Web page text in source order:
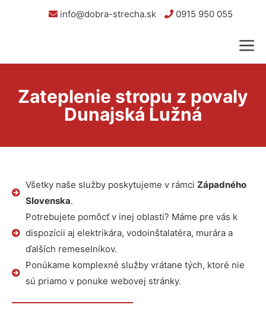
info@dobra-strecha.sk 0915 950 055
Zateplenie stropu z povaly
Dunajská Lužná
Všetky naše služby poskytujeme v rámci Západného
Slovenska.
Potrebujete pomôcť v inej oblasti? Máme pre vás k
dispozícii aj elektrikára, vodoinštalatéra, murára a
ďalších remeselníkov.
Ponúkame komplexné služby vrátane tých, ktoré nie
sú priamo v ponuke webovej stránky.